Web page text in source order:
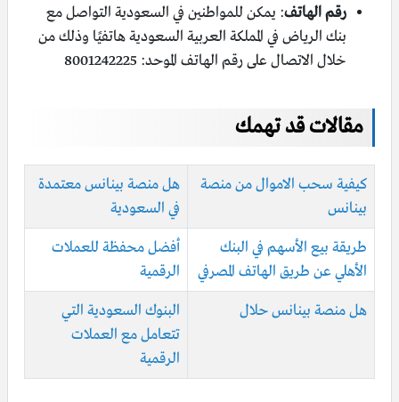
رقم الهاتف: يمكن للمواطنين في السعودية التواصل مع
بنك الرياض في المملكة العربية السعودية هاتفيًا وذلك من
خلال الاتصال على رقم الهاتف الموحد: 8001242225
مقالات قد تهمك
كيفية سحب الاموال من منصة
بينانس
هل منصة بينانس معتمدة
في السعودية
طريقة بيع الأسهم في البنك
الأهلي عن طريق الهاتف المصرفي
أفضل محفظة للعملات
الرقمية
هل منصة بينانس حلال
البنوك السعودية التي
تتعامل مع العملات
الرقمية